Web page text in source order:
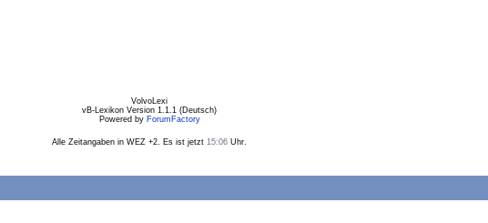
VolvoLexi
vB-Lexikon Version 1.1.1 (Deutsch)
Powered by ForumFactory
Alle Zeitangaben in WEZ +2. Es ist jetzt 15:06 Uhr.